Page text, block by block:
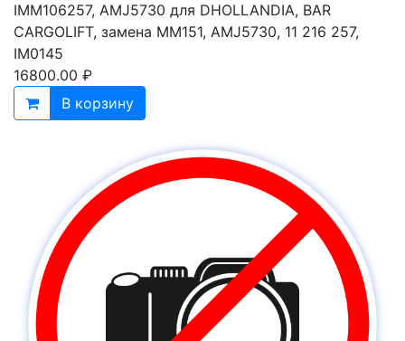
IMM106257, AMJ5730 для DHOLLANDIA, BAR
CARGOLIFT, замена MM151, AMJ5730, 11 216 257,
IM0145
16800.00 ₽
В корзину